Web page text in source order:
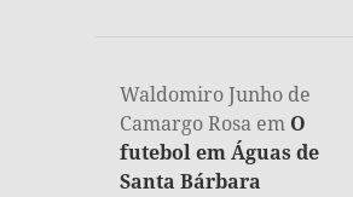
Waldomiro Junho de
Camargo Rosa em O
futebol em Águas de
Santa Bárbara